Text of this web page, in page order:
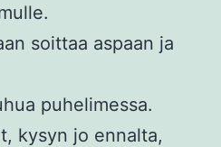
soittaa aspaan ja
puhelimessa.
kysyn jo ennalta,